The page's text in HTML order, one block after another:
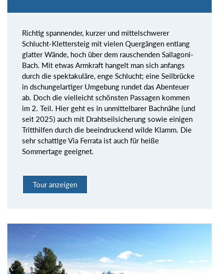
Richtig spannender, kurzer und mittelschwerer
Schlucht-Klettersteig mit vielen Quergängen entlang
glatter Wände, hoch über dem rauschenden Sallagoni-
Bach. Mit etwas Armkraft hangelt man sich anfangs
durch die spektakuläre, enge Schlucht; eine Seilbrücke
in dschungelartiger Umgebung rundet das Abenteuer
ab. Doch die vielleicht schönsten Passagen kommen
im 2. Teil. Hier geht es in unmittelbarer Bachnähe (und
seit 2025) auch mit Drahtseilsicherung sowie einigen
Tritthilfen durch die beeindruckend wilde Klamm. Die
sehr schattige Via Ferrata ist auch für heiße
Sommertage geeignet.
Tour anzeigen